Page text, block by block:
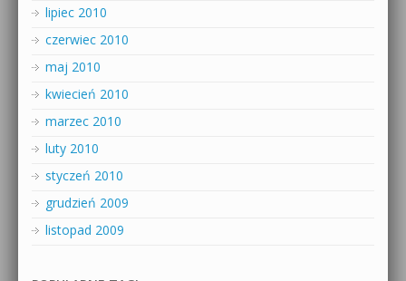
lipiec 2010
czerwiec 2010
maj 2010
kwiecień 2010
marzec 2010
luty 2010
styczeń 2010
grudzień 2009
listopad 2009